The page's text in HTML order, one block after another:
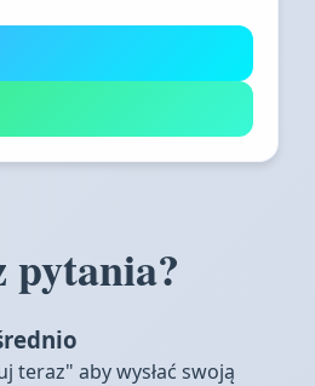
pytania?
teraz" aby wysłać swoją